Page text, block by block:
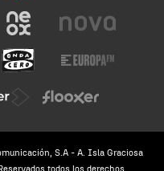
S.A - A. Isla Graciosa